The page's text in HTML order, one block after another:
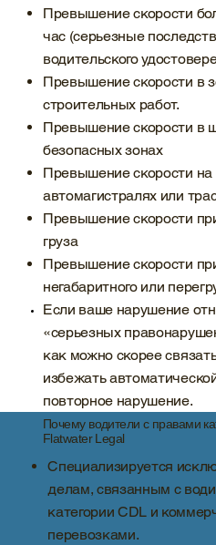
Превышение скорости
час (серьезные
водительского
Превышение скорости в
строительных работ.
Превышение скорости в
безопасных зонах
Превышение скорости на
автомагистралях или
Превышение скорости
груза
Превышение скорости
негабаритного или
Если ваше нарушение
«серьезных
как можно скорее
избежать
повторное нарушение.
Почему водители с правами
Flatwater Legal
Специализируется
делам, связанным с
категории CDL и
перевозками.